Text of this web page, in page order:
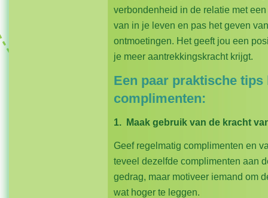
verbondenheid in de relatie met
van in je leven en pas het geven
ontmoetingen. Het geeft jou een
je meer aantrekkingskracht krijgt.
Een paar praktische tips
complimenten:
1. Maak gebruik van de kracht
Geef regelmatig complimenten en
teveel dezelfde complimenten aan
gedrag, maar motiveer iemand om
wat hoger te leggen.